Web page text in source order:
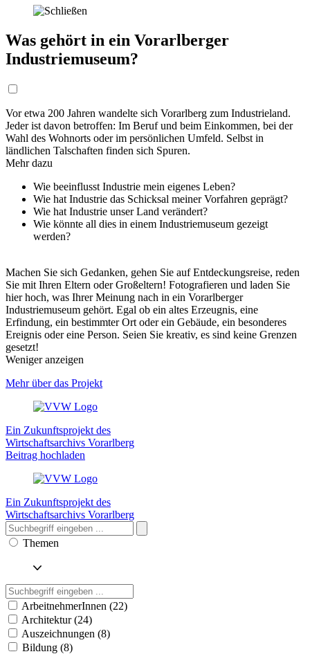
Was gehört in ein Vorarlberger
Industriemuseum?
Vor etwa 200 Jahren wandelte sich Vorarlberg zum Industrieland.
Jeder ist davon betroffen: Im Beruf und beim Einkommen, bei der
Wahl des Wohnorts oder im persönlichen Umfeld. Selbst in
ländlichen Talschaften finden sich Spuren.
Mehr dazu
Wie beeinflusst Industrie mein eigenes Leben?
Wie hat Industrie das Schicksal meiner Vorfahren geprägt?
Wie hat Industrie unser Land verändert?
Wie könnte all dies in einem Industriemuseum gezeigt
werden?
Machen Sie sich Gedanken, gehen Sie auf Entdeckungsreise, reden
Sie mit Ihren Eltern oder Großeltern! Fotografieren und laden Sie
hier hoch, was Ihrer Meinung nach in ein Vorarlberger
Industriemuseum gehört. Egal ob ein altes Erzeugnis, eine
Erfindung, ein bestimmter Ort oder ein Gebäude, ein besonderes
Ereignis oder eine Person. Seien Sie kreativ, es sind keine Grenzen
gesetzt!
Weniger anzeigen
Mehr über das Projekt
Ein Zukunftsprojekt des
Wirtschaftsarchivs Vorarlberg
Beitrag hochladen
Ein Zukunftsprojekt des
Wirtschaftsarchivs Vorarlberg
Themen
ArbeitnehmerInnen (22)
Architektur (24)
Auszeichnungen (8)
Bildung (8)